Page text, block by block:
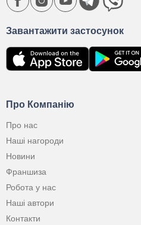
Про Компанію
Про нас
Наші нагороди
Новини
Франшиза
Робота у нас
Наші автори
Контакти
Завантажити застосунок